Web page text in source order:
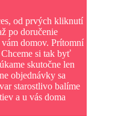
od prvých kliknutí
po doručenie
domov. Prítomní
si tak byť
skutočne len
objednávky sa
starostlivo balíme
a u vás doma